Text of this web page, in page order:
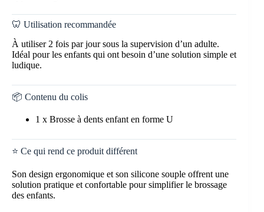
🦷 Utilisation recommandée
À utiliser 2 fois par jour sous la supervision d’un adulte.
Idéal pour les enfants qui ont besoin d’une solution simple et
ludique.
📦 Contenu du colis
1 x Brosse à dents enfant en forme U
⭐ Ce qui rend ce produit différent
Son design ergonomique et son silicone souple offrent une
solution pratique et confortable pour simplifier le brossage
des enfants.